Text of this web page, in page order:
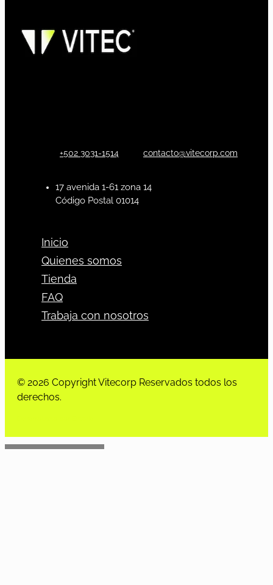
+502 3031-1514 contacto@vitecorp.com
17 avenida 1-61 zona 14
Código Postal 01014
Inicio
Quienes somos
Tienda
FAQ
Trabaja con nosotros
© 2026 Copyright Vitecorp Reservados todos los
derechos.